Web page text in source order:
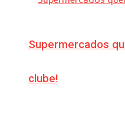
Supermercados
clube!